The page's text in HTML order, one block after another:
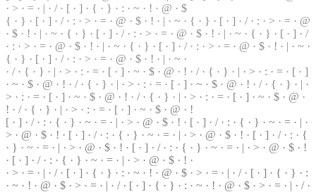
· > · = · | · / · [ · ] · { · } · : · ~ · ! · @ · $
{ · } · [ · ] · / · : · > · = · @ · $ · ! · | · ~ · { · } · [ · ] · / · : · > · = · @
· $ · ! · | · ~ · { · } · [ · ] · / · : · > · = · @ · $ · ! · | · ~ · { · } · [ · ] · /
· : · > · = · @ · $ · ! · | · ~ · { · } · [ · ] · / · : · > · = · @ · $ · ! · | · ~ ·
{ · } · [ · ] · / · : · > · = · @ · $ · ! · | · ~ ·
· / · { · } · | · > · : · = · [ · ] · ~ · $ · @ · ! · / · { · } · | · > · : · = · [ · ]
· ~ · $ · @ · ! · / · { · } · | · > · : · = · [ · ] · ~ · $ · @ · ! · / · { · } · | ·
> · : · = · [ · ] · ~ · $ · @ · ! · / · { · } · | · > · : · = · [ · ] · ~ · $ · @ ·
! · / · { · } · | · > · : · = · [ · ] · ~ · $ · @ · !
[ · ] · / · : · { · } · ~ · = · | · > · @ · $ · ! · [ · ] · / · : · { · } · ~ · = · | ·
> · @ · $ · ! · [ · ] · / · : · { · } · ~ · = · | · > · @ · $ · ! · [ · ] · / · : · {
· } · ~ · = · | · > · @ · $ · ! · [ · ] · / · : · { · } · ~ · = · | · > · @ · $ · !
· [ · ] · / · : · { · } · ~ · = · | · > · @ · $ · ! ·
· > · = · | · / · [ · ] · { · } · : · ~ · ! · @ · $ · > · = · | · / · [ · ] · { · } · :
· ~ · ! · @ · $ · > · = · | · / · [ · ] · { · } · : · ~ · ! · @ · $ · > · = · | · / ·